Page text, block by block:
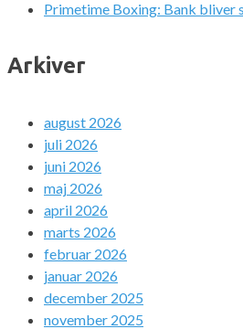
Primetime Boxing: Bank bliver
Arkiver
august 2026
juli 2026
juni 2026
maj 2026
april 2026
marts 2026
februar 2026
januar 2026
december 2025
november 2025